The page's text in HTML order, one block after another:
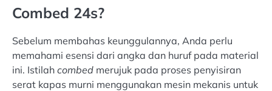
Combed 24s?
Sebelum membahas keunggulannya, Anda perlu
memahami esensi dari angka dan huruf pada material
ini. Istilah combed merujuk pada proses penyisiran
serat kapas murni menggunakan mesin mekanis untuk